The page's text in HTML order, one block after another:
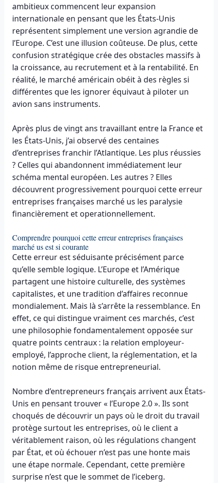
ambitieux commencent leur expansion
internationale en pensant que les États-Unis
représentent simplement une version agrandie de
l’Europe. C’est une illusion coûteuse. De plus, cette
confusion stratégique crée des obstacles massifs à
la croissance, au recrutement et à la rentabilité. En
réalité, le marché américain obéit à des règles si
différentes que les ignorer équivaut à piloter un
avion sans instruments.
Après plus de vingt ans travaillant entre la France et
les États-Unis, j’ai observé des centaines
d’entreprises franchir l’Atlantique. Les plus réussies
? Celles qui abandonnent immédiatement leur
schéma mental européen. Les autres ? Elles
découvrent progressivement pourquoi cette erreur
entreprises françaises marché us les paralysie
financièrement et operationnellement.
Comprendre pourquoi cette erreur entreprises françaises
marché us est si courante
Cette erreur est séduisante précisément parce
qu’elle semble logique. L’Europe et l’Amérique
partagent une histoire culturelle, des systèmes
capitalistes, et une tradition d’affaires reconnue
mondialement. Mais là s’arrête la ressemblance. En
effet, ce qui distingue vraiment ces marchés, c’est
une philosophie fondamentalement opposée sur
quatre points centraux : la relation employeur-
employé, l’approche client, la réglementation, et la
notion même de risque entrepreneurial.
Nombre d’entrepreneurs français arrivent aux États-
Unis en pensant trouver « l’Europe 2.0 ». Ils sont
choqués de découvrir un pays où le droit du travail
protège surtout les entreprises, où le client a
véritablement raison, où les régulations changent
par État, et où échouer n’est pas une honte mais
une étape normale. Cependant, cette première
surprise n’est que le sommet de l’iceberg.